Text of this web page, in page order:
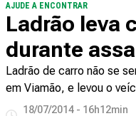
AJUDE A ENCONTRAR
Ladrão leva
durante
Ladrão de carro não se
em Viamão, e levou o
18/07/2014 - 16h12min